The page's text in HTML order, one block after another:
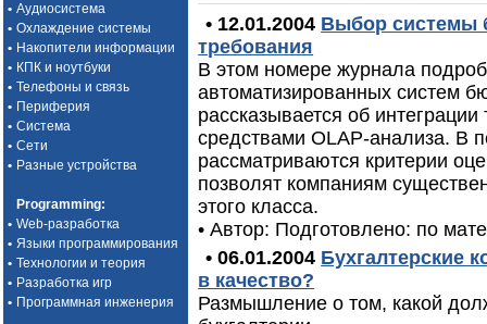
• Аудиосистема
• Охлаждение системы
• Накопители информации
• КПК и ноутбуки
• Телефоны и связь
• Периферия
• Система
• Сети
• Разные устройства
Programming:
• Web-разработка
• Языки программирования
• Технологии и теория
• Разработка игр
• Программная инженерия
• 12.01.2004 Выбор системы
требования
В этом номере журнала
автоматизированных систем
рассказывается об
средствами OLAP-анализа. В
рассматриваются критерии
позволят компаниям
этого класса.
• Автор: Подготовлено: по
• 06.01.2004 Бухгалтерские
в качество?
Размышление о том, какой